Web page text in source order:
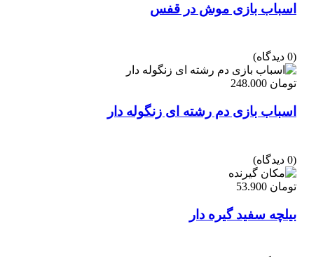
اسباب بازی موش در قفس
(0 دیدگاه)
تومان
اسباب بازی دم رشته ای زنگوله دار
(0 دیدگاه)
تومان
بیلچه سفید گیره دار